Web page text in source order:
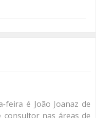
feira é João Joanaz de
nas áreas de